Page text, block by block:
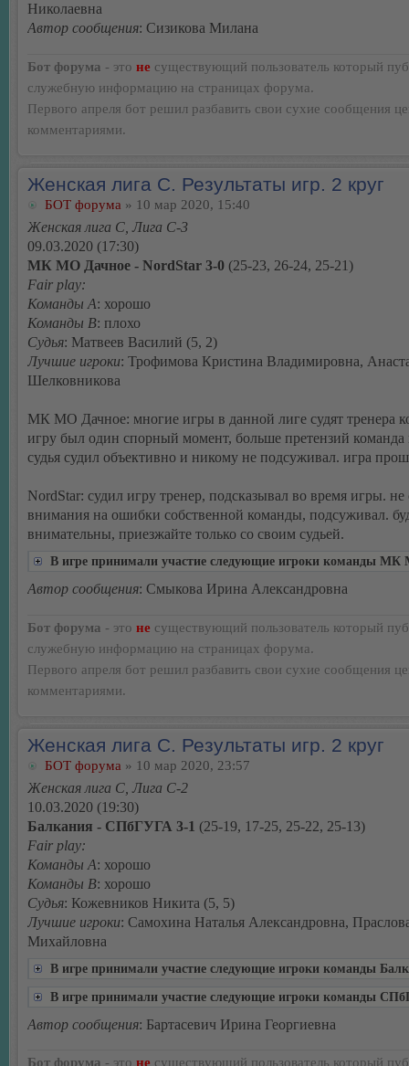
Николаевна
Автор сообщения: Сизикова Милана
Бот форума - это не существующий пользователь который
служебную информацию на страницах форума.
Первого апреля бот решил разбавить свои сухие сообщения
комментариями.
Женская лига С. Результаты игр. 2 круг
БОТ форума » 10 мар 2020, 15:40
Женская лига С, Лига С-3
09.03.2020 (17:30)
МК МО Дачное - NordStar 3-0 (25-23, 26-24, 25-21)
Fair play:
Команды А: хорошо
Команды В: плохо
Судья: Матвеев Василий (5, 2)
Лучшие игроки: Трофимова Кристина Владимировна,
Шелковникова
МК МО Дачное: многие игры в данной лиге судят тренера
игру был один спорный момент, больше претензий команда
судья судил объективно и никому не подсуживал. игра
NordStar: судил игру тренер, подсказывал во время игры.
внимания на ошибки собственной команды, подсуживал.
внимательны, приезжайте только со своим судьей.
В игре принимали участие следующие игроки команды МК
Автор сообщения: Смыкова Ирина Александровна
Бот форума - это не существующий пользователь который
служебную информацию на страницах форума.
Первого апреля бот решил разбавить свои сухие сообщения
комментариями.
Женская лига С. Результаты игр. 2 круг
БОТ форума » 10 мар 2020, 23:57
Женская лига С, Лига С-2
10.03.2020 (19:30)
Балкания - СПбГУГА 3-1 (25-19, 17-25, 25-22, 25-13)
Fair play:
Команды А: хорошо
Команды В: хорошо
Судья: Кожевников Никита (5, 5)
Лучшие игроки: Самохина Наталья Александровна,
Михайловна
В игре принимали участие следующие игроки команды
В игре принимали участие следующие игроки команды
Автор сообщения: Бартасевич Ирина Георгиевна
Бот форума - это не существующий пользователь который